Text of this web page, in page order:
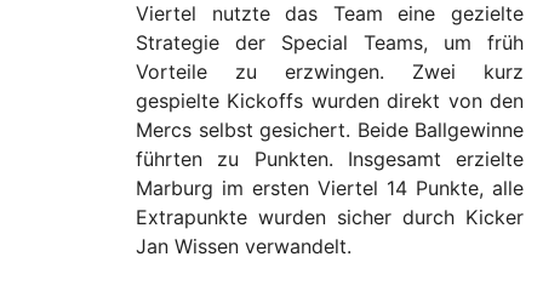
Viertel nutzte das Team eine gezielte
Strategie der Special Teams, um früh
Vorteile zu erzwingen. Zwei kurz
gespielte Kickoffs wurden direkt von den
Mercs selbst gesichert. Beide Ballgewinne
führten zu Punkten. Insgesamt erzielte
Marburg im ersten Viertel 14 Punkte, alle
Extrapunkte wurden sicher durch Kicker
Jan Wissen verwandelt.